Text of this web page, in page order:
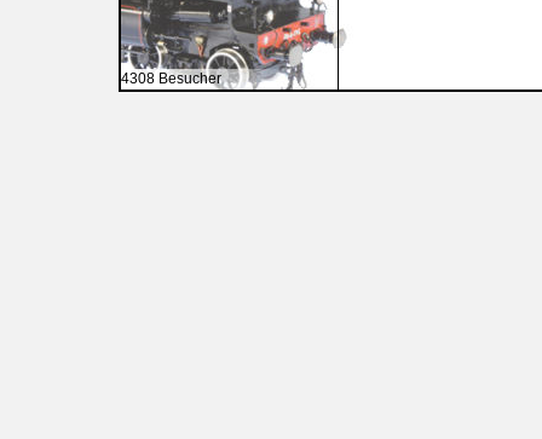
4308 Besucher